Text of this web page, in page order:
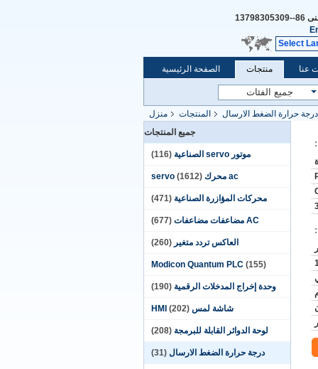
86--13798305309
Select
الصفحة الرئيسية منتجات عنا
منزل المنتجات درجة حرارة الضغط الارسال
جميع المنتجات
موتور servo الصناعية (116)
ac محرك servo (1612)
محركات المؤازرة الصناعية (471)
AC مضاعفات مضاعفات (677)
العاكس تردد متغير (260)
Modicon Quantum PLC (155)
وحدة إخراج المدخلات الرقمية (190)
شاشة لمس HMI (202)
لوحة الدوائر القابلة للبرمجة (208)
درجة حرارة الضغط الارسال (31)